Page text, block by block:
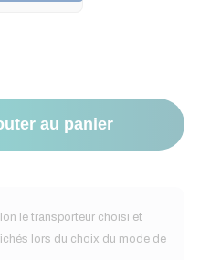
au panier
le transporteur choisi et
lors du choix du mode de